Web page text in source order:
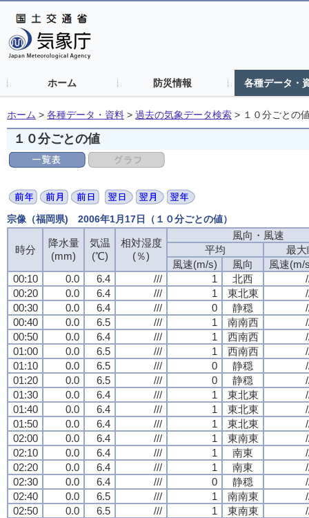
ホーム 防災情報 各種データ・
ホーム > 各種データ・資料 > 過去の気象データ検索 > １０分ごとの
１０分ごとの値
宗像（福岡県) 2006年1月17日（１０分ごとの値）
時分
降水量
(mm)
気温
(℃)
相対湿度
(％)
風向・風速
平均
最大
風速(m/s)
風向
風速(m/
00:10
0.0 6.4 /// 1 北西
00:20
0.0 6.4 /// 1 東北東
00:30
0.0 6.4 /// 0 静穏
00:40
0.0 6.5 /// 1 南南西
00:50
0.0 6.4 /// 1 西南西
01:00
0.0 6.5 /// 1 西南西
01:10
0.0 6.5 /// 0 静穏
01:20
0.0 6.5 /// 0 静穏
01:30
0.0 6.4 /// 1 東北東
01:40
0.0 6.4 /// 1 東北東
01:50
0.0 6.4 /// 1 東北東
02:00
0.0 6.4 /// 1 東南東
02:10
0.0 6.4 /// 1 南東
02:20
0.0 6.4 /// 1 南東
02:30
0.0 6.4 /// 0 静穏
02:40
0.0 6.5 /// 1 南南東
02:50
0.0 6.5 /// 1 東南東